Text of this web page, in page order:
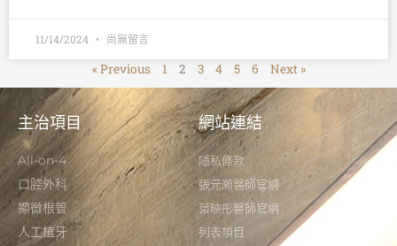
11/14/2024 尚無留言
« Previous 1 2 3 4 5 6 Next »
主治項目
All-on-4
口腔外科
顯微根管
人工植牙
網站連結
隱私條款
張元瀚醫師官網
葉映彤醫師官網
列表項目